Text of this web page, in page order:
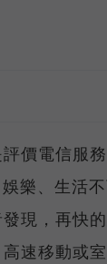
價電信服
樂、生活
現，再快
速移動或